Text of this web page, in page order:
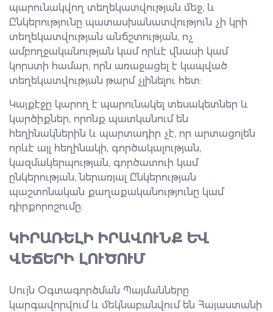
պարունակվող տեղեկատվության մեջ, և
Ընկերությունը պատասխանատվություն չի կրի
տեղեկատվության անճշտության, ոչ
ամբողջականության կամ որևէ վնասի կամ
կորստի համար, որն առաջացել է կապված
տեղեկատվության թարմ չլինելու հետ:
Կայքէջը կարող է պարունակել տեսակետներ և
կարծիքներ, որոնք պատկանում են
հեղինակներին և պարտադիր չէ, որ արտացոլեն
որևէ այլ հեղինակի, գործակալության,
կազմակերպության, գործատուի կամ
ընկերության, ներառյալ Ընկերության
պաշտոնական քաղաքականությունը կամ
դիրքորոշումը:
ԿԻՐԱՌԵԼԻ ԻՐԱՎՈՒՆՔ ԵՎ
ՎԵՃԵՐԻ ԼՈՒԾՈՒՄ
Սույն Օգտագործման Պայմանները
կարգավորվում և մեկնաբանվում են Հայաստանի